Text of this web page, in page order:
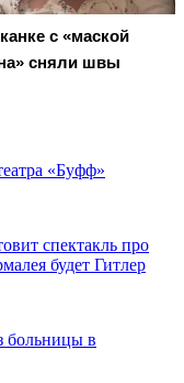
с «маской
сняли швы
«Буфф»
спектакль про
будет Гитлер
больницы в